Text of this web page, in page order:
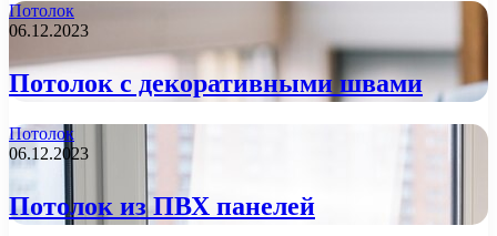
Потолок
06.12.2023
Потолок с декоративными швами
Потолок
06.12.2023
Потолок из ПВХ панелей